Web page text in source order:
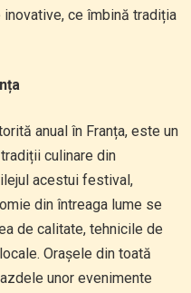
ce îmbină tradiția
anual în Franța, este un
culinare din
acestui festival,
din întreaga lume se
de calitate, tehnicile de
Orașele din toată
unor evenimente